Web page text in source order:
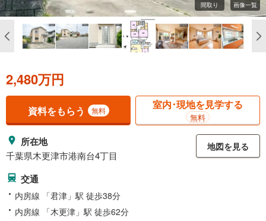
間取り 画像一覧
2,480万円
資料をもらう 無料 室内･現地を見学する
無料
所在地
千葉県木更津市港南台4丁目
地図を見る
交通
内房線 「君津」駅 徒歩38分
内房線 「木更津」駅 徒歩62分